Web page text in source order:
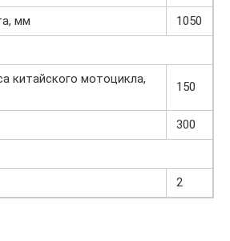
мм
1050
китайского мотоцикла,
150
300
2